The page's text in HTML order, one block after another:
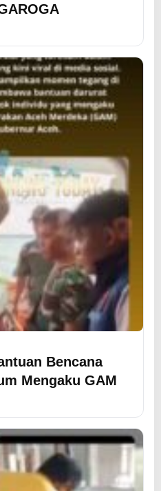
Bencana
Mengaku GAM